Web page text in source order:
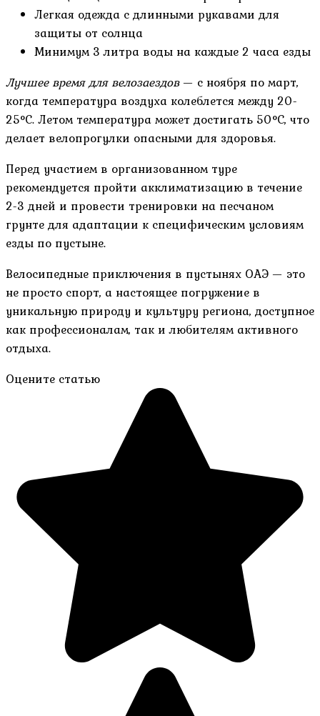
Легкая одежда с длинными рукавами для
защиты от солнца
Минимум 3 литра воды на каждые 2 часа езды
Лучшее время для велозаездов— с ноября по март,
когда температура воздуха колеблется между 20-
25°C. Летом температура может достигать 50°C, что
делает велопрогулки опасными для здоровья.
Перед участием в организованном туре
рекомендуется пройти акклиматизацию в течение
2-3 дней и провести тренировки на песчаном
грунте для адаптации к специфическим условиям
езды по пустыне.
Велосипедные приключения в пустынях ОАЭ — это
не просто спорт, а настоящее погружение в
уникальную природу и культуру региона, доступное
как профессионалам, так и любителям активного
отдыха.
Оцените статью